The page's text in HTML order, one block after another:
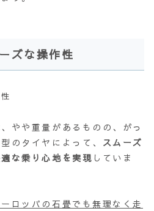
ズな操作性
やや重量があるものの、がっ
のタイヤによって、 スムーズ
な乗り心地を実現 していま
ロッパの石畳でも無理なく走